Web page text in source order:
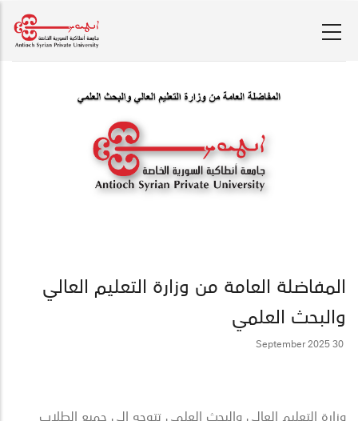
main
المفاضلة العامة من وزارة التعليم العالي
والبحث العلمي
30 September 2025
وزارة التعليم العالي والبحث العلمي تتوجه إلى جميع الطلاب